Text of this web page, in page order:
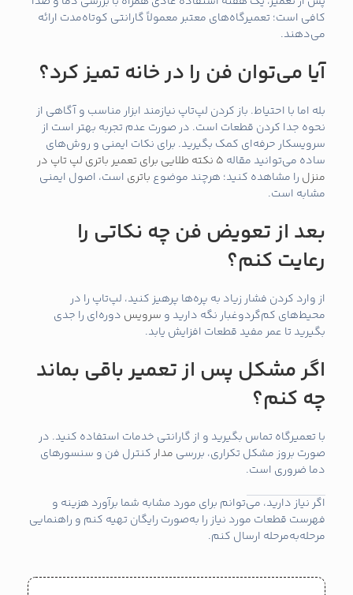
کافی است؛ تعمیرگاه‌های معتبر معمولاً گارانتی کوتاه‌مدت ارائه
می‌دهند.
آیا می‌توان فن را در خانه تمیز کرد؟
بله اما با احتیاط. باز کردن لپ‌تاپ نیازمند ابزار مناسب و آگاهی از
نحوه جدا کردن قطعات است. در صورت عدم تجربه بهتر است از
سرویسکار حرفه‌ای کمک بگیرید. برای نکات ایمنی و روش‌های
ساده می‌توانید مقاله
5 نکته طلایی برای تعمیر باتری لپ تاپ در
منزل را مشاهده کنید؛ هرچند موضوع باتری است، اصول ایمنی
مشابه است.
بعد از تعویض فن چه نکاتی را
رعایت کنم؟
از وارد کردن فشار زیاد به پره‌ها پرهیز کنید، لپ‌تاپ را در
محیط‌های کم‌گردوغبار نگه دارید و سرویس دوره‌ای را جدی
بگیرید تا عمر مفید قطعات افزایش یابد.
اگر مشکل پس از تعمیر باقی بماند
چه کنم؟
با تعمیرگاه تماس بگیرید و از گارانتی خدمات استفاده کنید. در
صورت بروز مشکل تکراری، بررسی مدار کنترل فن و سنسورهای
دما ضروری است.
اگر نیاز دارید، می‌توانم برای مورد مشابه شما برآورد هزینه و
فهرست قطعات مورد نیاز را به‌صورت رایگان تهیه کنم و راهنمایی
مرحله‌به‌مرحله ارسال کنم.